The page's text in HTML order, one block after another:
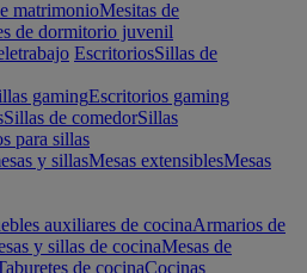
matrimonioMesitas de
de dormitorio juvenil
EscritoriosSillas de
gamingEscritorios gaming
Sillas de comedorSillas
para sillas
y sillasMesas extensiblesMesas
auxiliares de cocinaArmarios de
y sillas de cocinaMesas de
de cocinaCocinas